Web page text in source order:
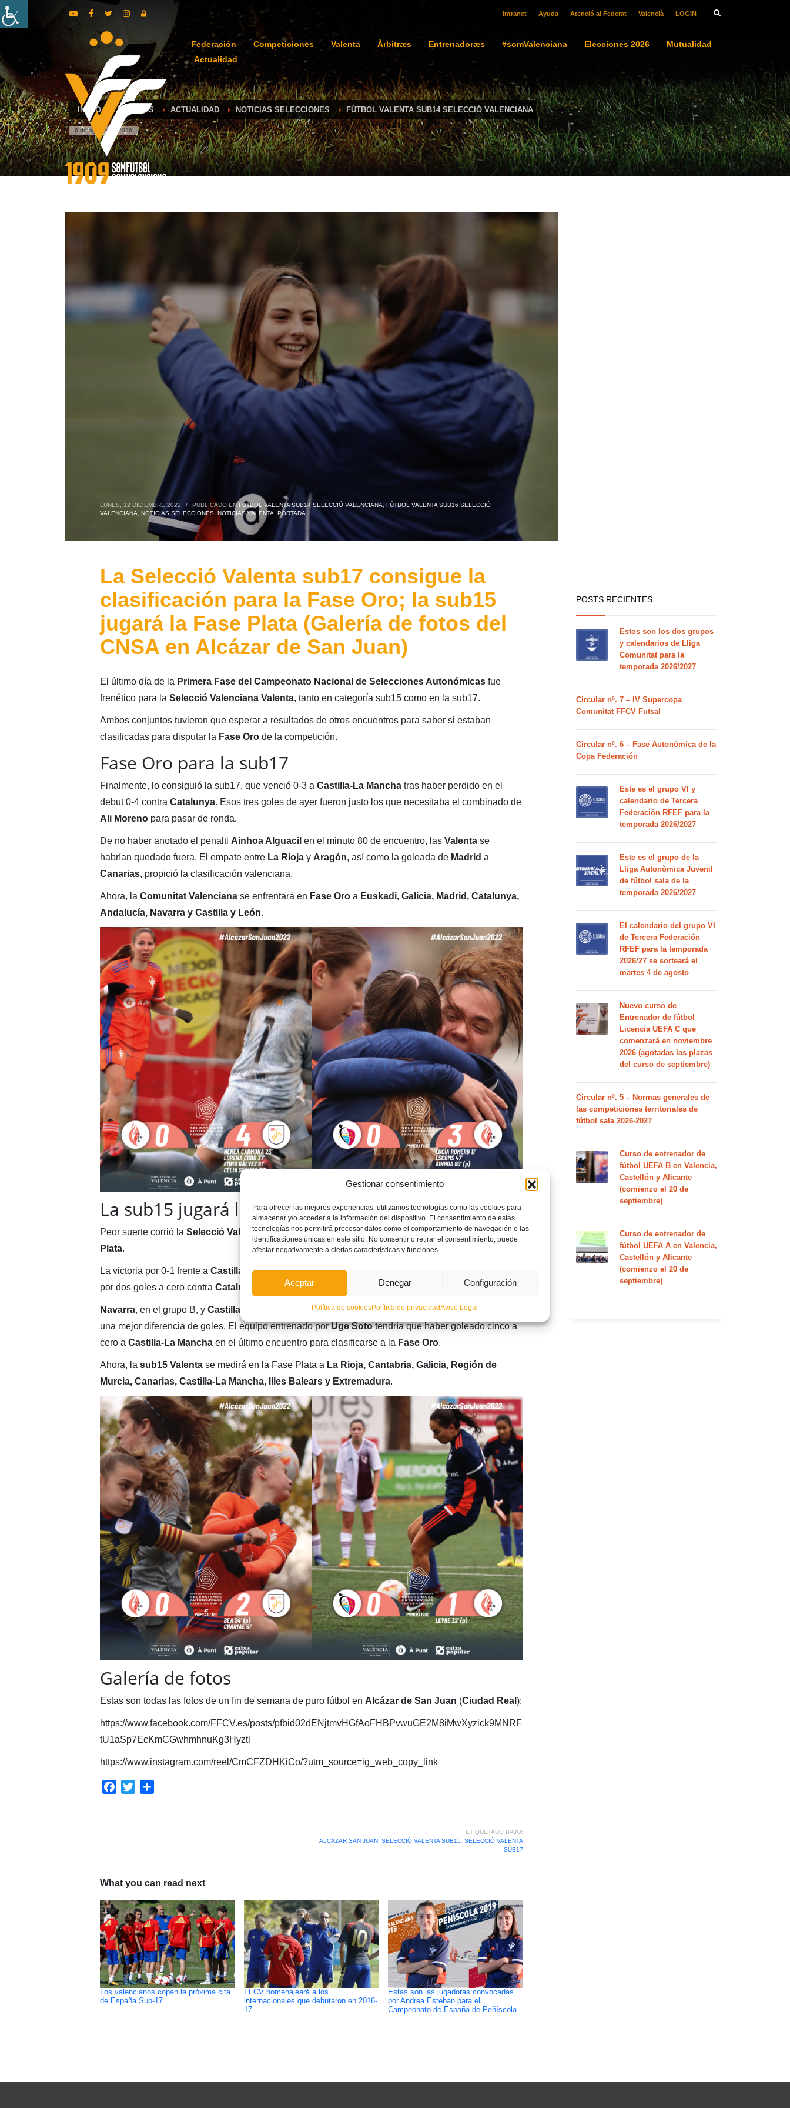
Gestionar consentimiento
Para ofrecer las mejores experiencias, utilizamos tecnologías como las cookies para
almacenar y/o acceder a la información del dispositivo. El consentimiento de estas
tecnologías nos permitirá procesar datos como el comportamiento de navegación o las
identificaciones únicas en este sitio. No consentir o retirar el consentimiento, puede
afectar negativamente a ciertas características y funciones.
Aceptar Denegar Configuración
Política de cookiesPolítica de privacidadAviso Legal
Intranet Ayuda Atenció al Federat Valencià LOGIN
Federación Competiciones Valenta Àrbitræs Entrenadoræs #somValenciana Elecciones 2026
Mutualidad
Actualidad
INICIO NOTICIAS ACTUALIDAD NOTICIAS SELECCIONES FÚTBOL VALENTA SUB14 SELECCIÓ VALENCIANA
6 de agosto de 2026
LUNES, 12 DICIEMBRE 2022 / PUBLICADO EN FÚTBOL VALENTA SUB14 SELECCIÓ VALENCIANA
FÚTBOL VALENTA SUB16 SELECCIÓ
VALENCIANA
NOTICIAS SELECCIONES, NOTICIAS VALENTA PORTADA
La Selecció Valenta sub17 consigue la
clasificación para la Fase Oro; la sub15
jugará la Fase Plata (Galería de fotos del
CNSA en Alcázar de San Juan)
El último día de la Primera Fase del Campeonato Nacional de Selecciones Autonómicas fue
frenético para la Selecció Valenciana Valenta, tanto en categoría sub15 como en la sub17.
Ambos conjuntos tuvieron que esperar a resultados de otros encuentros para saber si estaban
clasificadas para disputar la Fase Orode la competición.
Fase Oro para la sub17
Finalmente, lo consiguió la sub17, que venció 0-3 a Castilla-La Manchatras haber perdido en el
debut 0-4 contra Catalunya. Esos tres goles de ayer fueron justo los que necesitaba el combinado de
Ali Morenopara pasar de ronda.
De no haber anotado el penalti Ainhoa Alguacil en el minuto 80 de encuentro, las Valentase
habrían quedado fuera. El empate entre La Riojay Aragón, así como la goleada de Madrid a
Canarias, propició la clasificación valenciana.
Ahora, la Comunitat Valencianase enfrentará en Fase Oroa Euskadi, Galicia, Madrid, Catalunya,
Andalucía, Navarra y Castilla y León.
La sub15 jugará la Fase Plata
Peor suerte corrió la Selecció Valenciana Valenta sub15, que cayó por diferencia de goles a laFase
Plata.
La victoria por 0-1 frente a Castilla-La Manchafue insuficiente contando que se cayó en el estreno
por dos goles a cero contra Catalunya
Navarra, en el grupo B, yCastilla y León
, en el grupo C, obtuvieron los mismos tres puntos pero con
una mejor diferencia de goles. El equipo entrenado porUge Sototendría que haber goleado cinco a
cero a Castilla-La Mancha en el último encuentro para clasificarse a la Fase Oro.
Ahora, la sub15 Valentase medirá en la Fase Plata a La Rioja, Cantabria, Galicia, Región de
Murcia, Canarias, Castilla-La Mancha, Illes Balears y Extremadura.
Galería de fotos
Estas son todas las fotos de un fin de semana de puro fútbol en Alcázar de San Juan (Ciudad Real ):
https://www.facebook.com/FFCV.es/posts/pfbid02dENjtmvHGfAoFHBPvwuGE2M8iMwXyzick9MNRF
tU1aSp7EcKmCGwhmhnuKg3Hyztl
https://www.instagram.com/reel/CmCFZDHKiCo/?utm_source=ig_web_copy_link
Facebook
Twitter
ETIQUETADO BAJO:
ALCÁZAR SAN JUAN, SELECCIÓ VALENTA SUB15, SELECCIÓ VALENTA
SUB17
What you can read next
Los valencianos copan la próxima cita
de España Sub-17
FFCV homenajeará a los
internacionales que debutaron en 2016-
17
Estas son las jugadoras convocadas
por Andrea Esteban para el
Campeonato de España de Peñíscola
POSTS RECIENTES
Estos son los dos grupos
y calendarios de Lliga
Comunitat para la
temporada 2026/2027
Circular nº. 7 – IV Supercopa
Comunitat FFCV Futsal
Circular nº. 6 – Fase Autonómica de la
Copa Federación
Este es el grupo VI y
calendario de Tercera
Federación RFEF para la
temporada 2026/2027
Este es el grupo de la
Lliga Autonòmica Juvenil
de fútbol sala de la
temporada 2026/2027
El calendario del grupo VI
de Tercera Federación
RFEF para la temporada
2026/27 se sorteará el
martes 4 de agosto
Nuevo curso de
Entrenador de fútbol
Licencia UEFA C que
comenzará en noviembre
2026 (agotadas las plazas
del curso de septiembre)
Circular nº. 5 – Normas generales de
las competiciones territoriales de
fútbol sala 2026-2027
Curso de entrenador de
fútbol UEFA B en Valencia,
Castellón y Alicante
(comienzo el 20 de
septiembre)
Curso de entrenador de
fútbol UEFA A en Valencia,
Castellón y Alicante
(comienzo el 20 de
septiembre)